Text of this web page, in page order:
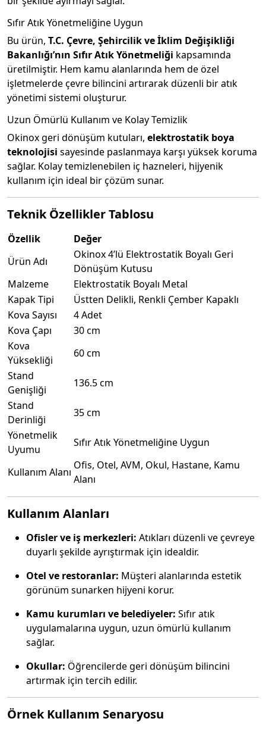
Sıfır Atık Yönetmeliğine Uygun
Bu ürün, T.C. Çevre, Şehircilik ve İklim Değişikliği
Bakanlığı’nın Sıfır Atık Yönetmeliği kapsamında
üretilmiştir. Hem kamu alanlarında hem de özel
işletmelerde çevre bilincini artırarak düzenli bir atık
yönetimi sistemi oluşturur.
Uzun Ömürlü Kullanım ve Kolay Temizlik
Okinox geri dönüşüm kutuları, elektrostatik boya
teknolojisi sayesinde paslanmaya karşı yüksek koruma
sağlar. Kolay temizlenebilen iç hazneleri, hijyenik
kullanım için ideal bir çözüm sunar.
Teknik Özellikler Tablosu
Özellik
Değer
Ürün Adı
Okinox 4’lü Elektrostatik Boyalı Geri
Dönüşüm Kutusu
Malzeme
Elektrostatik Boyalı Metal
Kapak Tipi
Üstten Delikli, Renkli Çember Kapaklı
Kova Sayısı
4 Adet
Kova Çapı
30 cm
Kova
Yüksekliği
60 cm
Stand
Genişliği
136.5 cm
Stand
Derinliği
35 cm
Yönetmelik
Uyumu
Sıfır Atık Yönetmeliğine Uygun
Kullanım Alanı
Ofis, Otel, AVM, Okul, Hastane, Kamu
Alanı
Kullanım Alanları
Ofisler ve iş merkezleri: Atıkları düzenli ve çevreye
duyarlı şekilde ayrıştırmak için idealdir.
Otel ve restoranlar: Müşteri alanlarında estetik
görünüm sunarken hijyeni korur.
Kamu kurumları ve belediyeler: Sıfır atık
uygulamalarına uygun, uzun ömürlü kullanım
sağlar.
Okullar: Öğrencilerde geri dönüşüm bilincini
artırmak için tercih edilir.
Örnek Kullanım Senaryosu